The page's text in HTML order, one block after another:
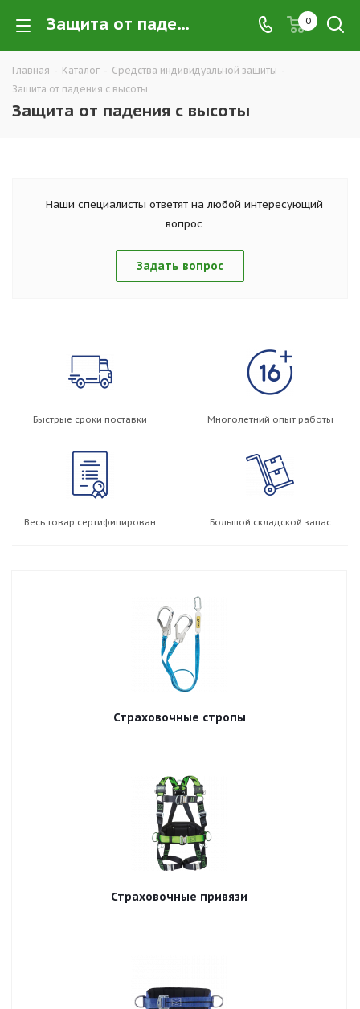
Защита от падения с высоты купить в Екатеринбурге по низким ценам оптом — интернет-магазин средств защиты от падения с высоты в розницу | Компания ТД УРАЛСИЗ 0
Главная - Каталог - Средства индивидуальной защиты -
Защита от падения с высоты
Защита от падения с высоты
Наши специалисты ответят на любой интересующий
вопрос
Задать вопрос
Быстрые сроки поставки Многолетний опыт работы
Весь товар сертифицирован Большой складской запас
Страховочные стропы
Страховочные привязи